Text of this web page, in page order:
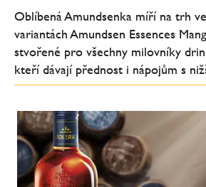
Oblíbená Amundsenka míří na trh
variantách Amundsen Essences
stvořené pro všechny milovníky
kteří dávají přednost i nápojům s